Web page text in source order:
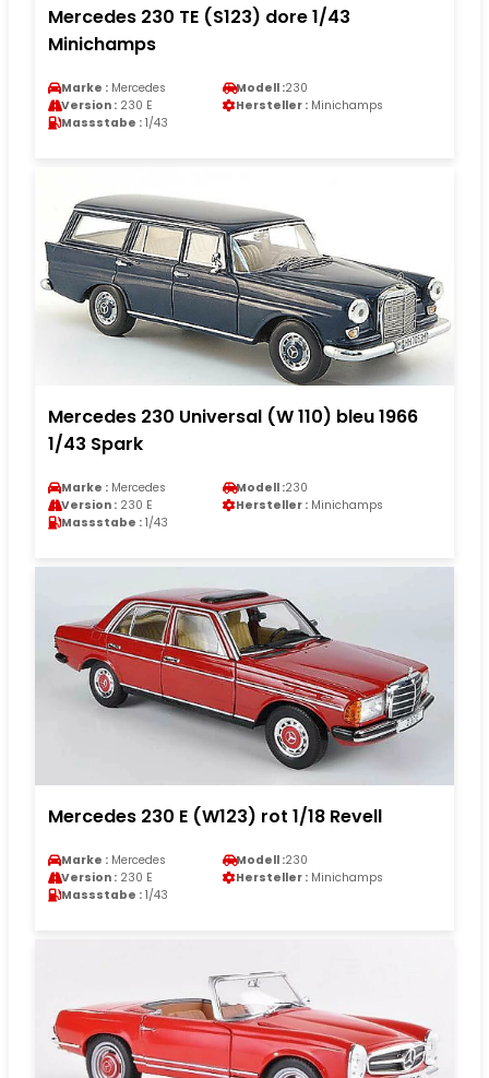
Mercedes 230 TE (S123) dore 1/43
Minichamps
Marke : Mercedes Modell :230
Version : 230 E Hersteller : Minichamps
Massstabe : 1/43
Mercedes 230 Universal (W 110) bleu 1966
1/43 Spark
Marke : Mercedes Modell :230
Version : 230 E Hersteller : Minichamps
Massstabe : 1/43
Mercedes 230 E (W123) rot 1/18 Revell
Marke : Mercedes Modell :230
Version : 230 E Hersteller : Minichamps
Massstabe : 1/43